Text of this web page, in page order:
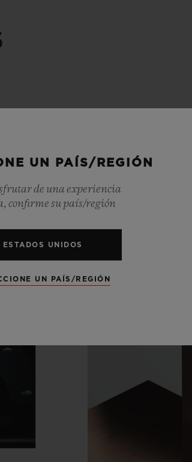
UN PAÍS/REGIÓN
de una experiencia
confirme su país/región
ESTADOS UNIDOS
UN PAÍS/REGIÓN